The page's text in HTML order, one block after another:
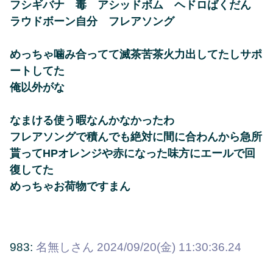
フシギバナ 毒 アシッドボム ヘドロばくだん
ラウドボーン自分 フレアソング
めっちゃ噛み合ってて滅茶苦茶火力出してたしサポ
ートしてた
俺以外がな
なまける使う暇なんかなかったわ
フレアソングで積んでも絶対に間に合わんから急所
貰ってHPオレンジや赤になった味方にエールで回
復してた
めっちゃお荷物ですまん
983: 名無しさん 2024/09/20(金) 11:30:36.24